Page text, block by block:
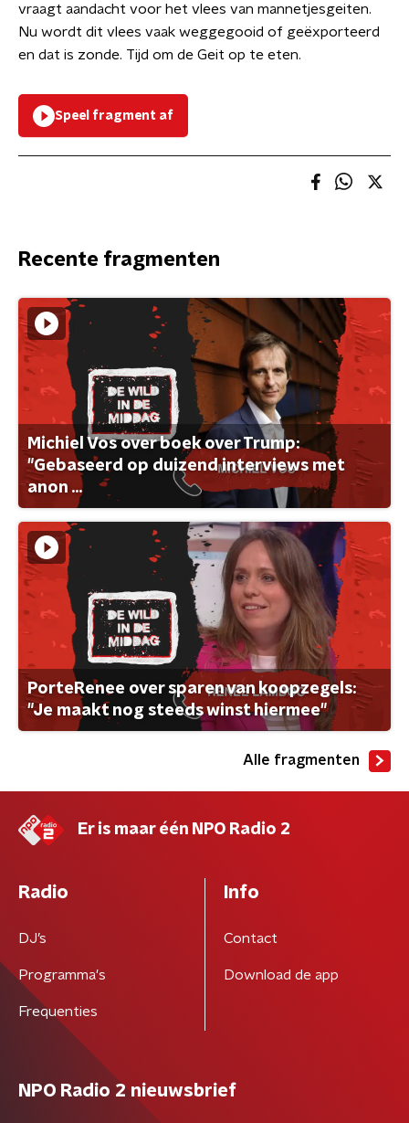
vraagt aandacht voor het vlees van mannetjesgeiten.
Nu wordt dit vlees vaak weggegooid of geëxporteerd
en dat is zonde. Tijd om de Geit op te eten.
Speel fragment af
Recente fragmenten
Michiel Vos over boek over Trump:
"Gebaseerd op duizend interviews met
anon ...
PorteRenee over sparen van koopzegels:
"Je maakt nog steeds winst hiermee"
Alle fragmenten
Er is maar één NPO Radio 2
Radio
DJ’s
Programma's
Frequenties
Info
Contact
Download de app
NPO Radio 2 nieuwsbrief